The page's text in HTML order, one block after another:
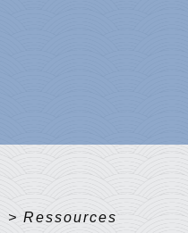
> Ressources